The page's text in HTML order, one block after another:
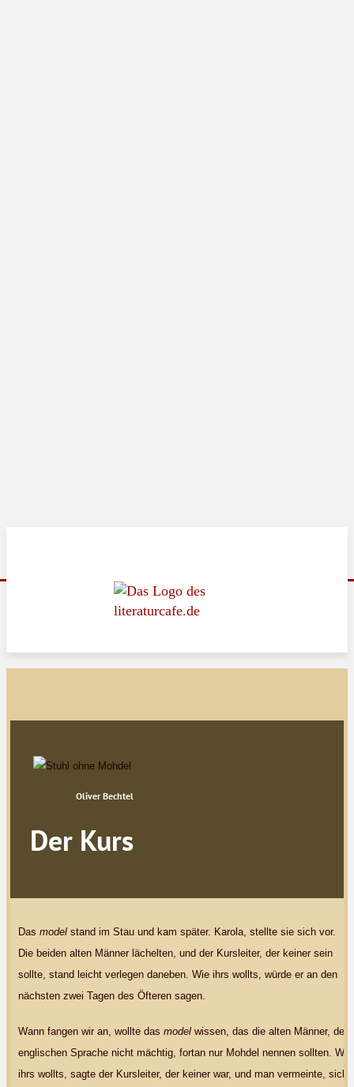
Oliver Bechtel
Der Kurs
Das model stand im Stau und kam später. Karola, stellte sie sich vor.
Die beiden alten Männer lächelten, und der Kursleiter, der keiner sein
sollte, stand leicht verlegen daneben. Wie ihrs wollts, würde er an den
nächsten zwei Tagen des Öfteren sagen.
Wann fangen wir an, wollte das model wissen, das die alten Männer, der
englischen Sprache nicht mächtig, fortan nur Mohdel nennen sollten. Wir
ihrs wollts, sagte der Kursleiter, der keiner war, und man vermeinte, sich